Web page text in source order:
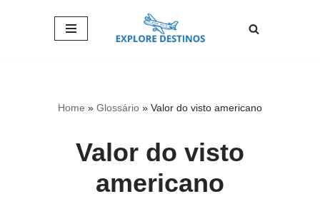
Home » Glossário » Valor do visto americano
Valor do visto
americano